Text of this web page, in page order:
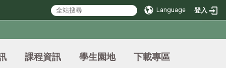
Language 登入
課程資訊 學生園地
下載專區